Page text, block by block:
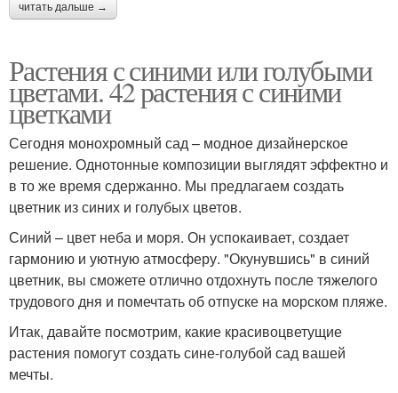
читать дальше →
Растения с синими или голубыми
цветами. 42 растения с синими
цветками
Сегодня монохромный сад – модное дизайнерское
решение. Однотонные композиции выглядят эффектно и
в то же время сдержанно. Мы предлагаем создать
цветник из синих и голубых цветов.
Синий – цвет неба и моря. Он успокаивает, создает
гармонию и уютную атмосферу. "Окунувшись" в синий
цветник, вы сможете отлично отдохнуть после тяжелого
трудового дня и помечтать об отпуске на морском пляже.
Итак, давайте посмотрим, какие красивоцветущие
растения помогут создать сине-голубой сад вашей
мечты.